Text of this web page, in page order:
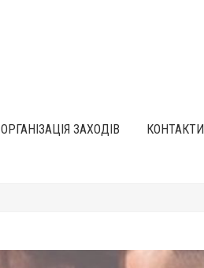
ОРГАНІЗАЦІЯ ЗАХОДІВ КОНТАКТИ